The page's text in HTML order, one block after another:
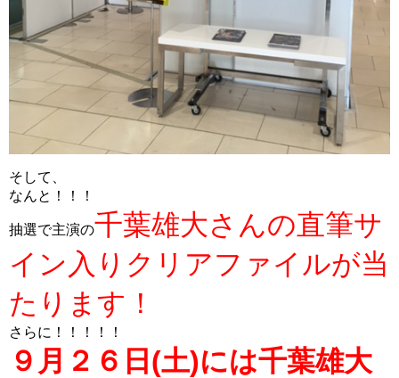
そして、
なんと！！！
抽選で主演の千葉雄大さんの直筆サ
イン入りクリアファイルが当
たります！
さらに！！！！！
９月２６日(土)には千葉雄大